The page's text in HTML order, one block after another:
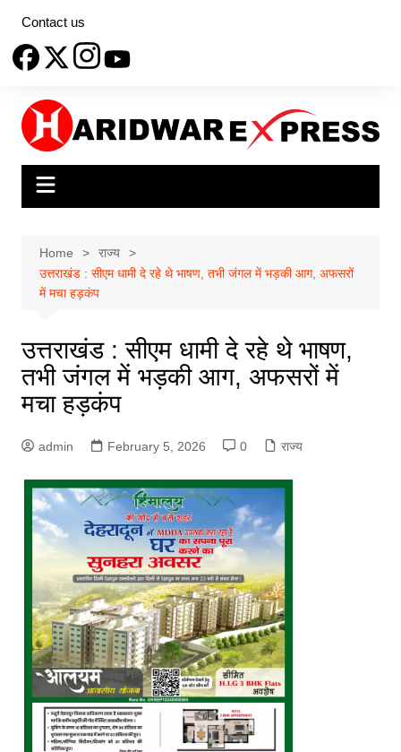
content
Contact us
Home
राज्य
उत्तराखंड : सीएम धामी दे रहे थे भाषण, तभी जंगल में भड़की आग, अफसरों
में मचा हड़कंप
उत्तराखंड : सीएम धामी दे रहे थे भाषण,
तभी जंगल में भड़की आग, अफसरों में
मचा हड़कंप
admin February 5, 2026 0 राज्य